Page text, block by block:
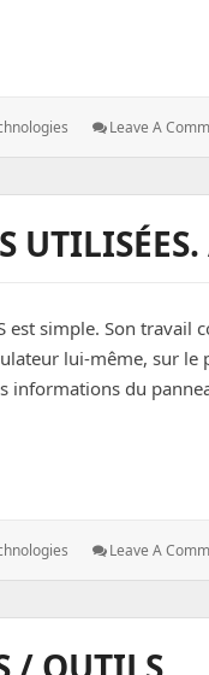
utilisées. Article 4
Leave A
est simple. Son travail
lui-même, sur
informations du
utilisées. Article 3 :
Leave A